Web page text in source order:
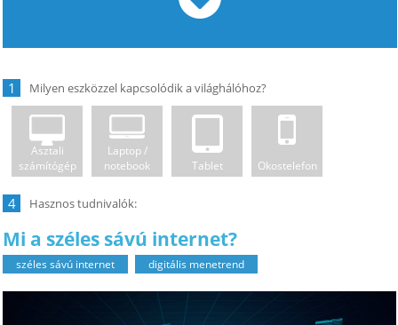
1
Asztali
számítógép
Laptop /
notebook
Tablet Okostelefon
4
Mi a széles sávú internet?
széles sávú internet digitális menetrend